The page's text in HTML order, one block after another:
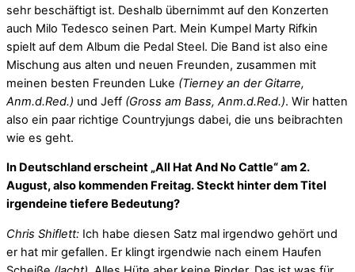
sehr beschäftigt ist. Deshalb übernimmt auf den Konzerten
auch Milo Tedesco seinen Part. Mein Kumpel Marty Rifkin
spielt auf dem Album die Pedal Steel. Die Band ist also eine
Mischung aus alten und neuen Freunden, zusammen mit
meinen besten Freunden Luke (Tierney an der Gitarre,
Anm.d.Red.) und Jeff (Gross am Bass, Anm.d.Red.). Wir hatten
also ein paar richtige Countryjungs dabei, die uns beibrachten
wie es geht.
In Deutschland erscheint „All Hat And No Cattle“ am 2.
August, also kommenden Freitag. Steckt hinter dem Titel
irgendeine tiefere Bedeutung?
Chris Shiflett: Ich habe diesen Satz mal irgendwo gehört und
er hat mir gefallen. Er klingt irgendwie nach einem Haufen